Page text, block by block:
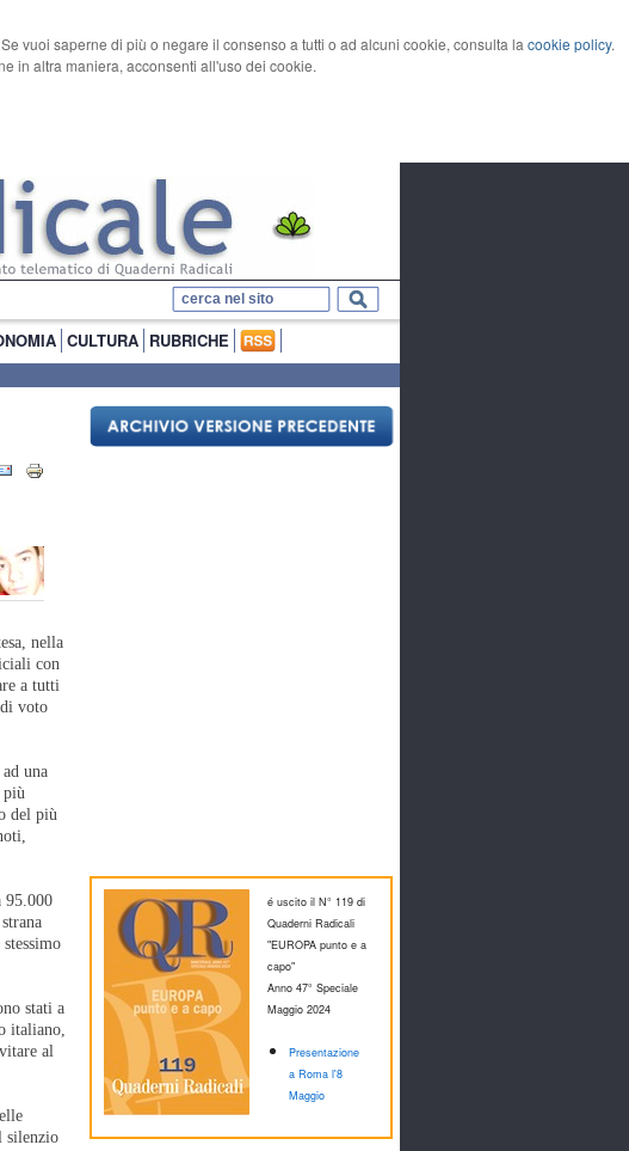
vuoi saperne di più o negare il consenso a tutti o ad alcuni cookie, consulta la cookie policy.
in altra maniera, acconsenti all'uso dei cookie.
CULTURA RUBRICHE
nella
con
a tutti
voto
una
più
del più
95.000
stati a
italiano,
al
silenzio
é uscito il N° 119 di
Quaderni Radicali
"EUROPA punto e a
capo"
Anno 47° Speciale
Maggio 2024
Presentazione
a Roma l'8
Maggio